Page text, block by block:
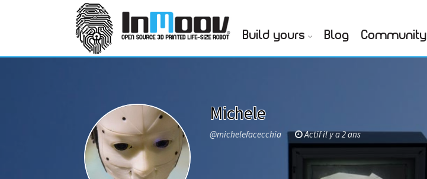
Build yours Blog Community
Michele
@michelefacecchia Actif il y a 2 ans